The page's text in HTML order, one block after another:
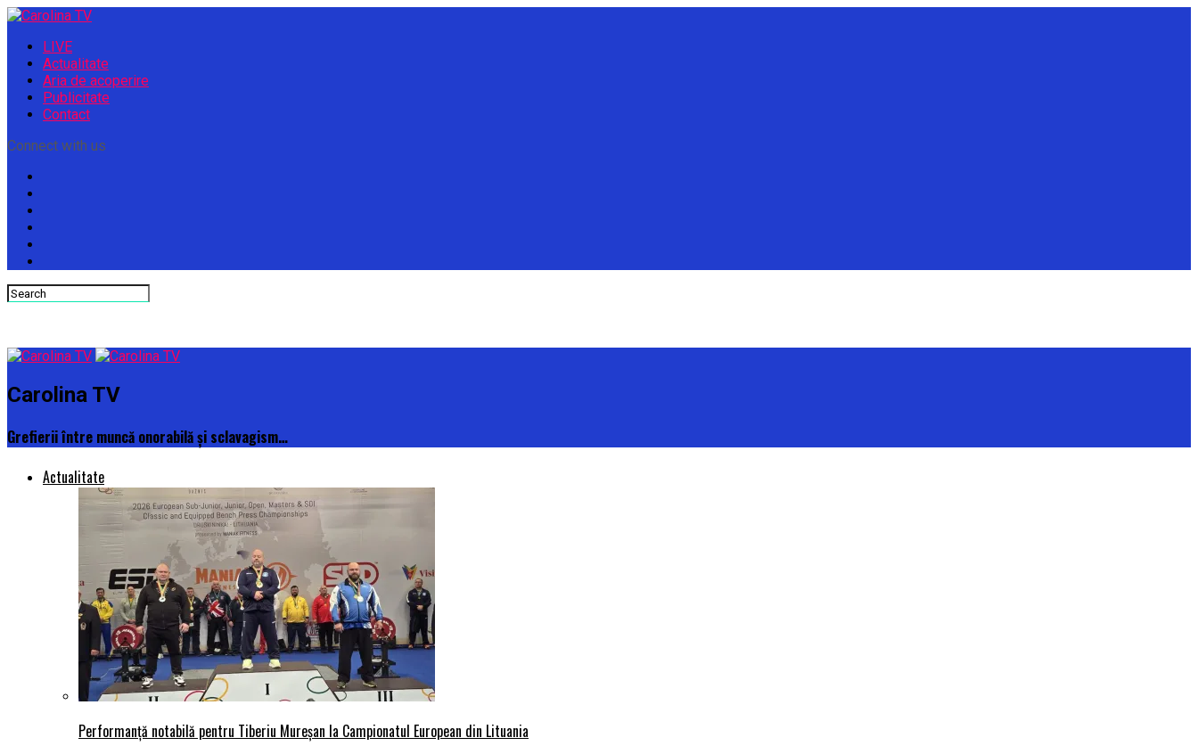
LIVE
Actualitate
Aria de acoperire
Publicitate
Contact
Connect with us
Carolina TV
Grefierii între muncă onorabilă și sclavagism…
Actualitate
Performanță notabilă pentru Tiberiu Mureșan la Campionatul European din Lituania